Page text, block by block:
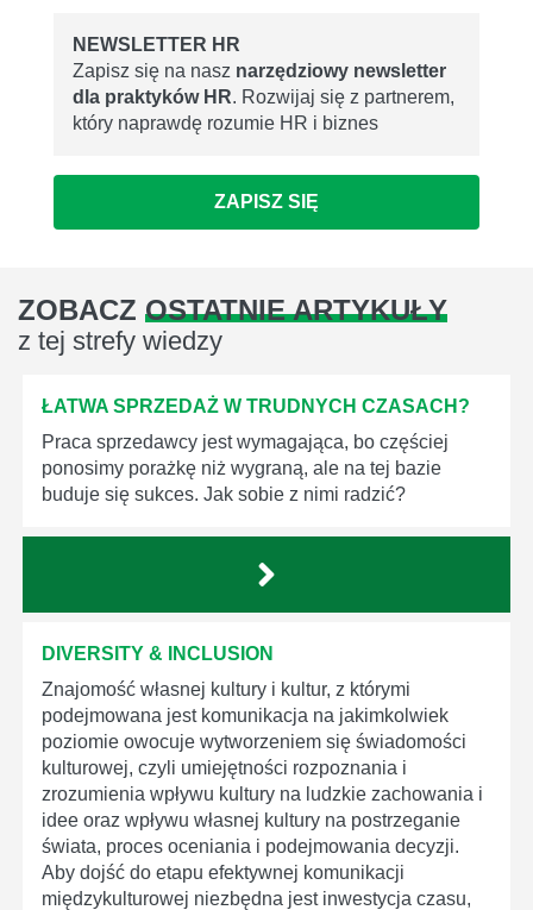
NEWSLETTER HR
Zapisz się na nasz narzędziowy newsletter
dla praktyków HR. Rozwijaj się z partnerem,
który naprawdę rozumie HR i biznes
ZAPISZ SIĘ
ZOBACZ OSTATNIE ARTYKUŁY
z tej strefy wiedzy
ŁATWA SPRZEDAŻ W TRUDNYCH CZASACH?
Praca sprzedawcy jest wymagająca, bo częściej
ponosimy porażkę niż wygraną, ale na tej bazie
buduje się sukces. Jak sobie z nimi radzić?
DIVERSITY & INCLUSION
Znajomość własnej kultury i kultur, z którymi
podejmowana jest komunikacja na jakimkolwiek
poziomie owocuje wytworzeniem się świadomości
kulturowej, czyli umiejętności rozpoznania i
zrozumienia wpływu kultury na ludzkie zachowania i
idee oraz wpływu własnej kultury na postrzeganie
świata, proces oceniania i podejmowania decyzji.
Aby dojść do etapu efektywnej komunikacji
międzykulturowej niezbędna jest inwestycja czasu,